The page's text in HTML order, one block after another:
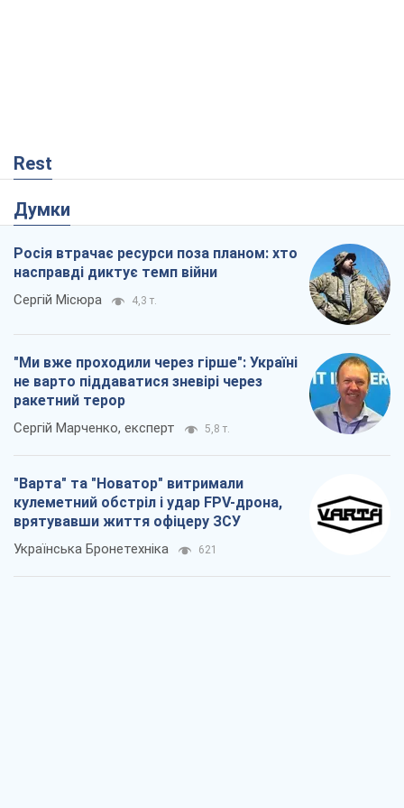
Rest
Думки
Росія втрачає ресурси поза планом: хто
насправді диктує темп війни
Сергій Місюра 4,3 т.
"Ми вже проходили через гірше": Україні
не варто піддаватися зневірі через
ракетний терор
Сергій Марченко, експерт 5,8 т.
"Варта" та "Новатор" витримали
кулеметний обстріл і удар FPV-дрона,
врятувавши життя офіцеру ЗСУ
Українська Бронетехніка 621